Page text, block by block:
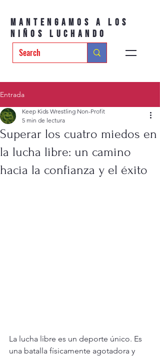
Mantengamos a los
niños luchando
Entrada
Superar los cuatro miedos en
la lucha libre: un camino
hacia la confianza y el éxito
Keep Kids Wrestling Non-Profit
5 min de lectura
La lucha libre es un deporte único. Es
una batalla físicamente agotadora y